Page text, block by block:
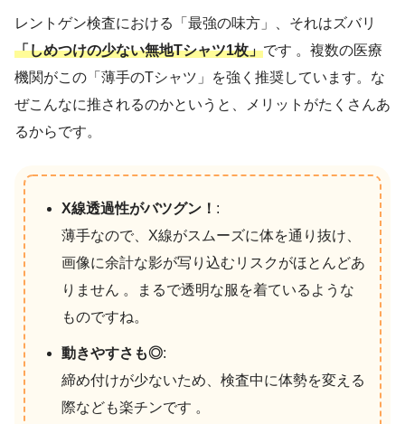
レントゲン検査における「最強の味方」、それはズバリ
「しめつけの少ない無地Tシャツ1枚」です 。複数の医療
機関がこの「薄手のTシャツ」を強く推奨しています。な
ぜこんなに推されるのかというと、メリットがたくさんあ
るからです。
X線透過性がバツグン！ :
薄手なので、X線がスムーズに体を通り抜け、
画像に余計な影が写り込むリスクがほとんどあ
りません 。まるで透明な服を着ているような
ものですね。
動きやすさも◎:
締め付けが少ないため、検査中に体勢を変える
際なども楽チンです 。